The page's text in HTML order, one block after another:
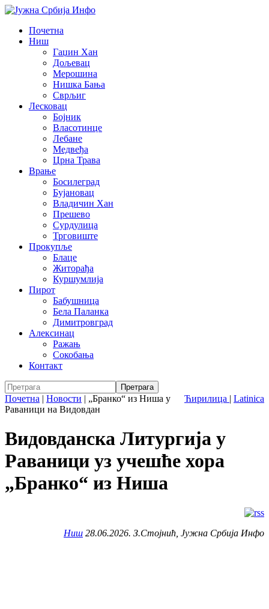
Почетна
Ниш
Гаџин Хан
Дољевац
Мерошина
Нишка Бања
Сврљиг
Лесковац
Бојник
Власотинце
Лебане
Медвеђа
Црна Трава
Врање
Босилеград
Бујановац
Владичин Хан
Прешево
Сурдулица
Трговиште
Прокупље
Блаце
Житорађа
Куршумлија
Пирот
Бабушница
Бела Паланка
Димитровград
Алексинац
Ражањ
Сокобања
Контакт
Ћирилица | Latinica
Почетна | Новости | „Бранко“ из Ниша у
Раваници на Видовдан
Видовданска Литургија у
Раваници уз учешће хора
„Бранко“ из Ниша
Ниш 28.06.2026. З.Стојнић, Јужна Србија Инфо